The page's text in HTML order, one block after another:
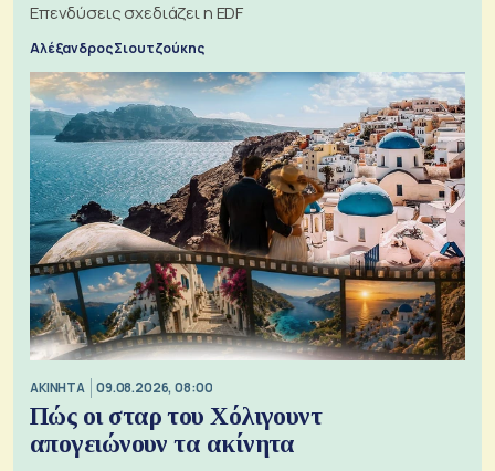
Επενδύσεις σχεδιάζει η EDF
Αλέξανδρος Σιουτζούκης
ΑΚΙΝΗΤΑ 09.08.2026, 08:00
Πώς οι σταρ του Χόλιγουντ
απογειώνουν τα ακίνητα